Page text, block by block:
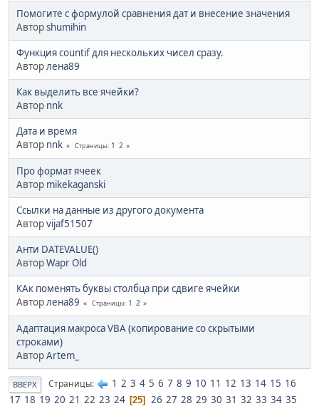
Помогите с формулой сравнения дат и внесение значения
Авторshumihin
Функция countif для нескольких чисел сразу.
Авторлена89
Как выделить все ячейки?
Автор nnk
Дата и время
Автор nnk Страницы 1 2
Про формат ячеек
Автор mikekaganski
Ссылки на данные из другого документа
Авторvijaf51507
Анти DATEVALUE()
АвторWapr Old
КАк поменять буквы столбца при сдвиге ячейки
Авторлена89 Страницы 1 2
Адаптация макроса VBA (копирование со скрытыми
строками)
АвторArtem_
ВВЕРХ Страницы 1 2 3 4 5 6 7 8 9 10 11 12 13 14 15 16
17 18 19 20 21 22 23 24 25 26 27 28 29 30 31 32 33 34 35